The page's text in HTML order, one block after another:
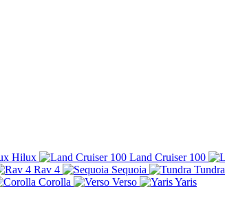
Hilux Land Cruiser 100
Rav 4 Sequoia Tundra
Corolla Verso
Yaris